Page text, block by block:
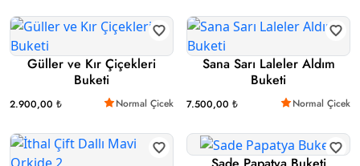
Güller ve Kır Çiçekleri
Buketi
2.900,00 ₺ Normal Çicek
Sana Sarı Laleler Aldım
Buketi
7.500,00 ₺ Normal Çicek